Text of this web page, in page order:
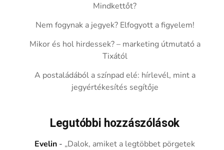
Mindkettőt?
Nem fogynak a jegyek? Elfogyott a figyelem!
Mikor és hol hirdessek? – marketing útmutató a
Tixától
A postaládából a színpad elé: hírlevél, mint a
jegyértékesítés segítője
Legutóbbi hozzászólások
Evelin - „Dalok, amiket a legtöbbet pörgetek